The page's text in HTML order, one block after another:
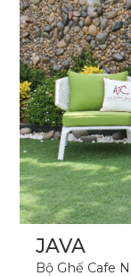
JAVA
Bộ Ghế Cafe